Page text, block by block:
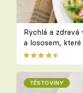
Rychlá a zdravá
a lososem,
TĚSTOVINY